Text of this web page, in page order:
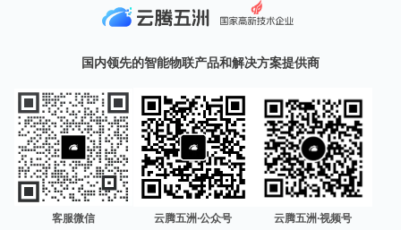
国内领先的智能物联产品和解决方案提供商
客服微信 云腾五洲·公众号 云腾五洲·视频号